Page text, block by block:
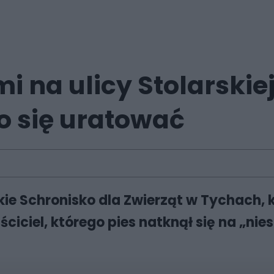
na ulicy
się uratować
Schronisko dla Zwierząt w Tychach,
którego pies natknął się na